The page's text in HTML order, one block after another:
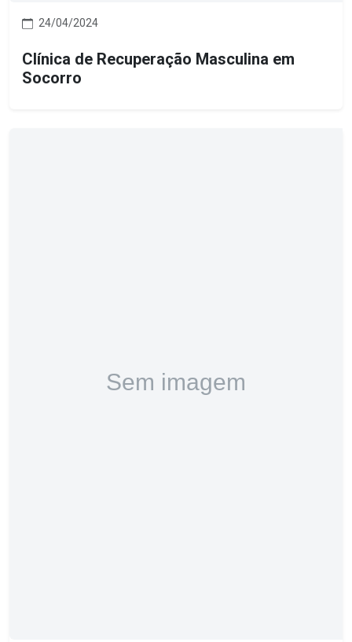
24/04/2024
Clínica de Recuperação Masculina em
Socorro